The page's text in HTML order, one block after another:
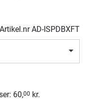
Artikel.nrAD-ISPDBXFT
60,00 kr.